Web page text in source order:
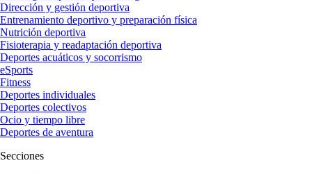
Dirección y gestión deportiva
Entrenamiento deportivo y preparación física
Nutrición deportiva
Fisioterapia y readaptación deportiva
Deportes acuáticos y socorrismo
eSports
Fitness
Deportes individuales
Deportes colectivos
Ocio y tiempo libre
Deportes de aventura
Secciones